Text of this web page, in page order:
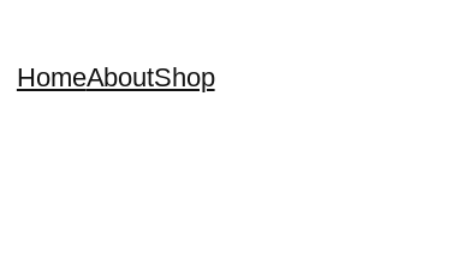
HomeAboutShop